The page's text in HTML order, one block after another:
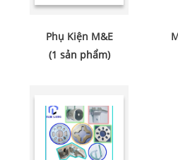
Phụ Kiện M&E
(1 sản phẩm)